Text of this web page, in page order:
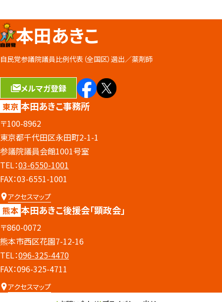
本田あきこ
自民党参議院議員比例代表（全国区）選出／薬剤師
メルマガ登録
東京 本田あきこ事務所
〒100-8962
東京都千代田区永田町2-1-1
参議院議員会館1001号室
TEL：03-6550-1001
FAX：03-6551-1001
アクセスマップ
熊本 本田あきこ後援会「顕政会」
〒860-0072
熊本市西区花園7-12-16
TEL：096-325-4470
FAX：096-325-4711
アクセスマップ